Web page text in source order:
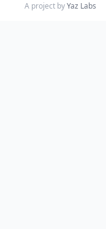
A project byYaz Labs